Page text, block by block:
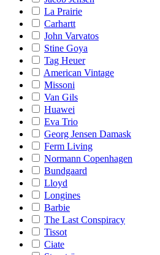
La Prairie
Carhartt
John Varvatos
Stine Goya
Tag Heuer
American Vintage
Missoni
Van Gils
Huawei
Eva Trio
Georg Jensen Damask
Ferm Living
Normann Copenhagen
Bundgaard
Lloyd
Longines
Barbie
The Last Conspiracy
Tissot
Ciate